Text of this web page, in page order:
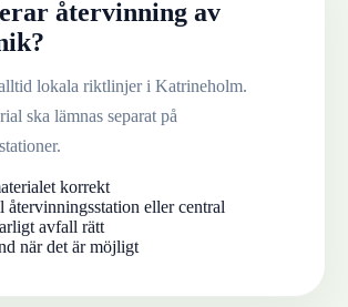
återvinning av
?
lokala riktlinjer i Katrineholm.
ska lämnas separat på
korrekt
återvinningsstation eller central
avfall rätt
när det är möjligt